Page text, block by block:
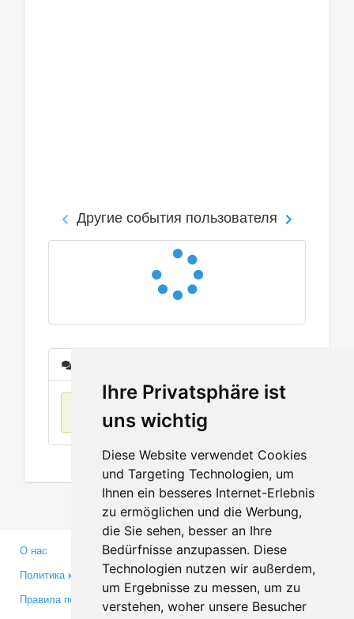
Ihre Privatsphäre ist
uns wichtig
Diese Website verwendet Cookies
und Targeting Technologien, um
Ihnen ein besseres Internet-Erlebnis
zu ermöglichen und die Werbung,
die Sie sehen, besser an Ihre
Bedürfnisse anzupassen. Diese
Technologien nutzen wir außerdem,
um Ergebnisse zu messen, um zu
verstehen, woher unsere Besucher
Другие события пользователя
О нас
Политика конфиденциальности
Правила пользования
Партнерам
Инвесторам